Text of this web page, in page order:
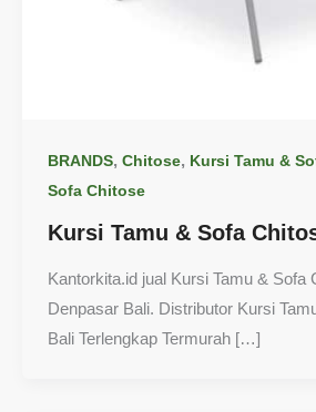
BRANDS, Chitose, Kursi Tamu &
Sofa Chitose
Kursi Tamu & Sofa
Kantorkita.id jual Kursi Tamu & Sofa
Denpasar Bali. Distributor Kursi
Bali Terlengkap Termurah […]